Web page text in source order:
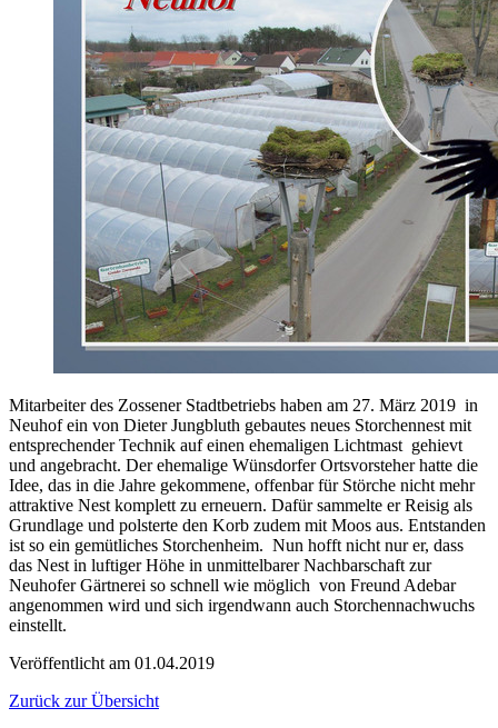
Mitarbeiter des Zossener Stadtbetriebs haben am 27. März 2019 in
Neuhof ein von Dieter Jungbluth gebautes neues Storchennest mit
entsprechender Technik auf einen ehemaligen Lichtmast gehievt
und angebracht. Der ehemalige Wünsdorfer Ortsvorsteher hatte die
Idee, das in die Jahre gekommene, offenbar für Störche nicht mehr
attraktive Nest komplett zu erneuern. Dafür sammelte er Reisig als
Grundlage und polsterte den Korb zudem mit Moos aus. Entstanden
ist so ein gemütliches Storchenheim. Nun hofft nicht nur er, dass
das Nest in luftiger Höhe in unmittelbarer Nachbarschaft zur
Neuhofer Gärtnerei so schnell wie möglich von Freund Adebar
angenommen wird und sich irgendwann auch Storchennachwuchs
einstellt.
Veröffentlicht am 01.04.2019
Zurück zur Übersicht